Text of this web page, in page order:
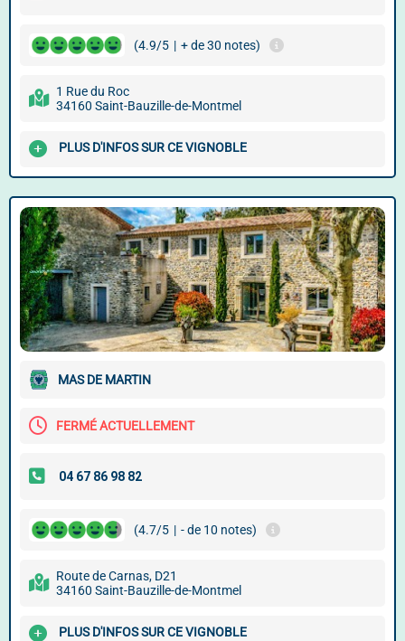
(4.9/5 | + de 30 notes)
1 Rue du Roc
34160 Saint-Bauzille-de-Montmel
PLUS D'INFOS SUR CE VIGNOBLE
MAS DE MARTIN
FERMÉ ACTUELLEMENT
(4.7/5 | - de 10 notes)
Route de Carnas, D21
34160 Saint-Bauzille-de-Montmel
PLUS D'INFOS SUR CE VIGNOBLE